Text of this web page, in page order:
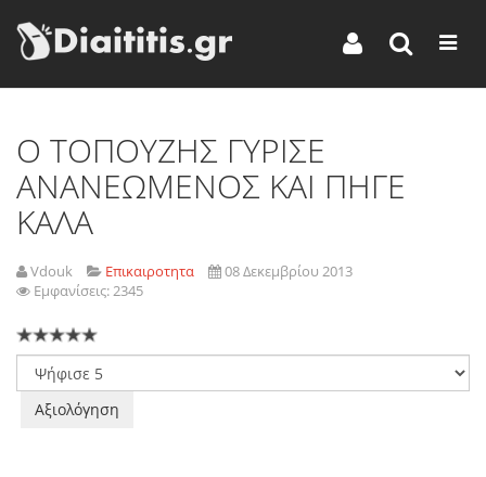
O TOΠΟΥΖΗΣ ΓΥΡΙΣΕ
ΑΝΑΝΕΩΜΕΝΟΣ ΚΑΙ ΠΗΓΕ
ΚΑΛΑ
Vdouk Επικαιροτητα
08 Δεκεμβρίου 2013
Εμφανίσεις: 2345
Παρακαλώ
αξιολογήστε